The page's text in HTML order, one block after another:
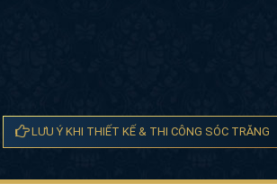
LƯU Ý KHI THIẾT KẾ & THI CÔNG SÓC TRĂNG